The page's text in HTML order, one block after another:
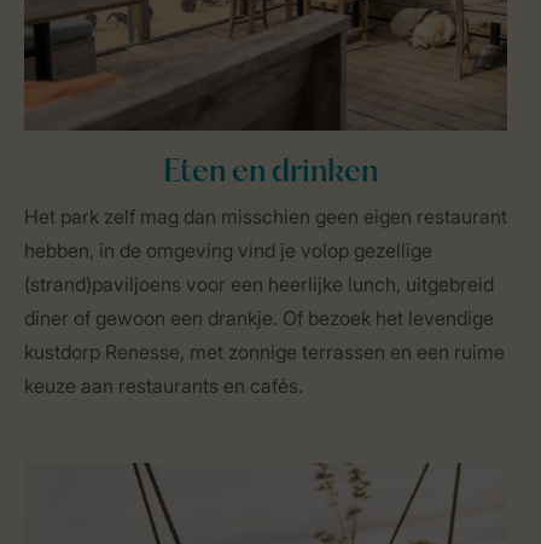
Eten en drinken
Het park zelf mag dan misschien geen eigen restaurant
hebben, in de omgeving vind je volop gezellige
(strand)paviljoens voor een heerlijke lunch, uitgebreid
diner of gewoon een drankje. Of bezoek het levendige
kustdorp Renesse, met zonnige terrassen en een ruime
keuze aan restaurants en cafés.